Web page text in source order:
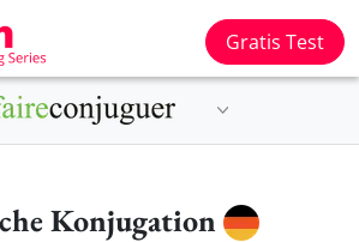
Gratis Test
Konjugation